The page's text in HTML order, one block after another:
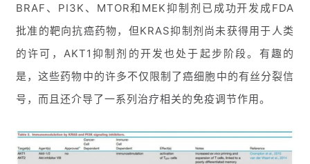
BRAF、PI3K、MTOR和MEK抑制剂已成功开发成FDA
批准的靶向抗癌药物，但KRAS抑制剂尚未获得用于人类
的许可，AKT1抑制剂的开发也处于起步阶段。有趣的
是，这些药物中的许多不仅限制了癌细胞中的有丝分裂信
号，而且还介导了一系列治疗相关的免疫调节作用。